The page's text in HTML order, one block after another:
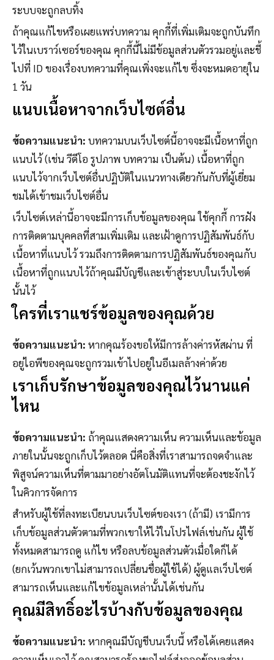
ระบบจะถูกลบทิ้ง
ถ้าคุณแก้ไขหรือเผยแพร่บทความ คุกกี้ที่เพิ่มเติมจะถูกบันทึก
ไว้ในเบราว์เซอร์ของคุณ คุกกี้นี้ไม่มีข้อมูลส่วนตัวรวมอยู่และชี้
ไปที่ ID ของเรื่องบทความที่คุณเพิ่งจะแก้ไข ซึ่งจะหมดอายุใน
1 วัน
แนบเนื้อหาจากเว็บไซต์อื่น
ข้อความแนะนำ: บทความบนเว็บไซต์นี้อาจจะมีเนื้อหาที่ถูก
แนบไว้ (เช่น วีดีโอ รูปภาพ บทความ เป็นต้น) เนื้อหาที่ถูก
แนบไว้จากเว็บไซต์อื่นปฏิบัติในแนวทางเดียวกันกับที่ผู้เยี่ยม
ชมได้เข้าชมเว็บไซต์อื่น
เว็บไซต์เหล่านี้อาจจะมีการเก็บข้อมูลของคุณ ใช้คุกกี้ การฝัง
การติดตามบุคคลที่สามเพิ่มเติม และเฝ้าดูการปฏิสัมพันธ์กับ
เนื้อหาที่แนบไว้ รวมถึงการติดตามการปฏิสัมพันธ์ของคุณกับ
เนื้อหาที่ถูกแนบไว้ถ้าคุณมีบัญชีและเข้าสู่ระบบในเว็บไซต์
นั้นไว้
ใครที่เราแชร์ข้อมูลของคุณด้วย
ข้อความแนะนำ: หากคุณร้องขอให้มีการล้างค่ารหัสผ่าน ที่
อยู่ไอพีของคุณจะถูกรวมเข้าไปอยู่ในอีเมลล้างค่าด้วย
เราเก็บรักษาข้อมูลของคุณไว้นานแค่
ไหน
ข้อความแนะนำ: ถ้าคุณแสดงความเห็น ความเห็นและข้อมูล
ภายในนั้นจะถูกเก็บไว้ตลอด นี่คือสิ่งที่เราสามารถจดจำและ
พิสูจน์ความเห็นที่ตามมาอย่างอัตโนมัติแทนที่จะต้องชะงักไว้
ในคิวการจัดการ
สำหรับผู้ใช้ที่ลงทะเบียนบนเว็บไซต์ของเรา (ถ้ามี) เรามีการ
เก็บข้อมูลส่วนตัวตามที่พวกเขาให้ไว้ในโปรไฟล์เช่นกัน ผู้ใช้
ทั้งหมดสามารถดู แก้ไข หรือลบข้อมูลส่วนตัวเมื่อใดก็ได้
(ยกเว้นพวกเขาไม่สามารถเปลี่ยนชื่อผู้ใช้ได้) ผู้ดูแลเว็บไซต์
สามารถเห็นและแก้ไขข้อมูลเหล่านั้นได้เช่นกัน
คุณมีสิทธิ์อะไรบ้างกับข้อมูลของคุณ
ข้อความแนะนำ: หากคุณมีบัญชีบนเว็บนี้ หรือได้เคยแสดง